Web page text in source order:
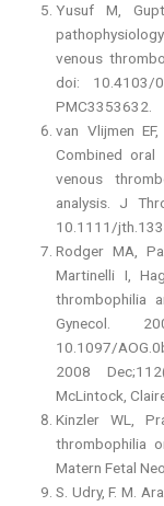
Yusuf M,
venous
doi: 10.4103/
PMC3353632.
van Vlijmen
Combined
venous
analysis. J
10.1111/
Rodger MA,
Martinelli I,
thrombophilia
Gynecol.
10.1097/
2008
McLintock,
Kinzler WL,
thrombophilia
Matern Fetal
S. Udry, F. M.